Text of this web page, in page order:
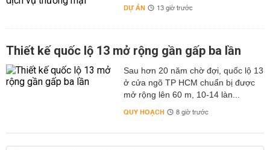
DỰ ÁN 13 giờ trước
Thiết kế quốc lộ 13 mở rộng gần gấp ba lần
Sau hơn 20 năm chờ đợi, quốc lộ 13
ở cửa ngõ TP HCM chuẩn bị được
mở rộng lên 60 m, 10-14 làn...
QUY HOẠCH 8 giờ trước